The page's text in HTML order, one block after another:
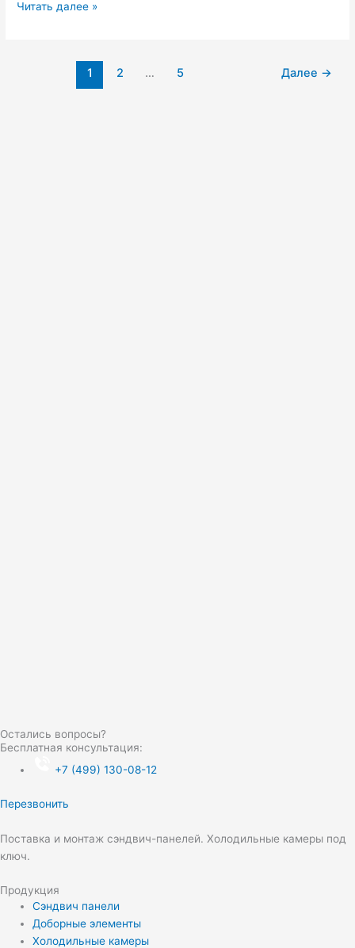
Читать далее »
1 2 … 5 Далее →
Остались вопросы?
Бесплатная консультация:
+7 (499) 130-08-12
Перезвонить
Поставка и монтаж сэндвич-панелей. Холодильные камеры под
ключ.
Продукция
Сэндвич панели
Доборные элементы
Холодильные камеры